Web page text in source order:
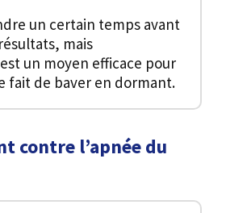
un certain temps avant
mais
un moyen efficace pour
fait de baver en dormant.
contre l’apnée du